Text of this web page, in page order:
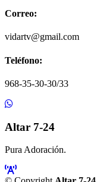
Correo:
vidartv@gmail.com
Teléfono:
968-35-30-30/33
Altar 7-24
Pura Adoración.